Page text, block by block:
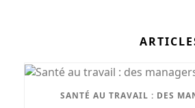
SANTÉ AU TRAVAIL : DES